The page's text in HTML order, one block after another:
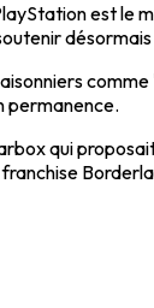
est le
permanence.
qui